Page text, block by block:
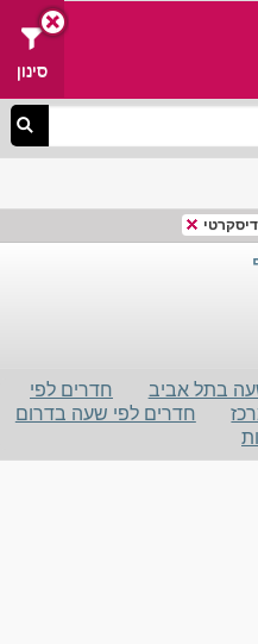
סינון
בתל אביב
חדרים לפי
חדרים לפי שעה בדרום